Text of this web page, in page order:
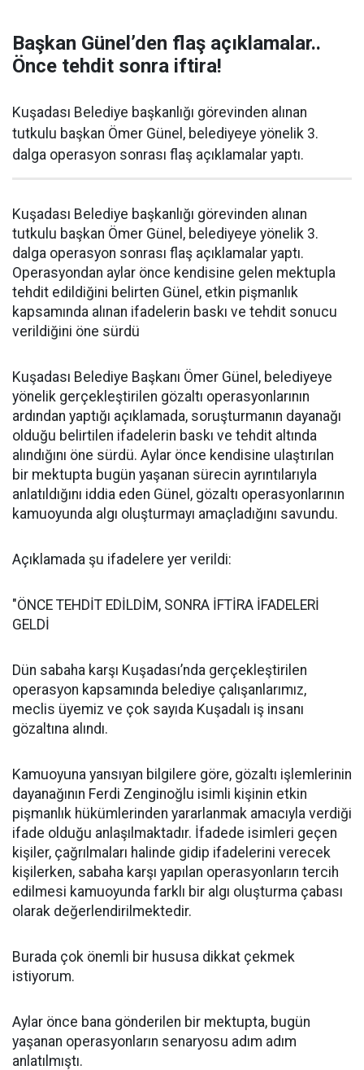
Başkan Günel’den flaş açıklamalar..
Önce tehdit sonra iftira!
Kuşadası Belediye başkanlığı görevinden alınan
tutkulu başkan Ömer Günel, belediyeye yönelik 3.
dalga operasyon sonrası flaş açıklamalar yaptı.
Kuşadası Belediye başkanlığı görevinden alınan
tutkulu başkan Ömer Günel, belediyeye yönelik 3.
dalga operasyon sonrası flaş açıklamalar yaptı.
Operasyondan aylar önce kendisine gelen mektupla
tehdit edildiğini belirten Günel, etkin pişmanlık
kapsamında alınan ifadelerin baskı ve tehdit sonucu
verildiğini öne sürdü
Kuşadası Belediye Başkanı Ömer Günel, belediyeye
yönelik gerçekleştirilen gözaltı operasyonlarının
ardından yaptığı açıklamada, soruşturmanın dayanağı
olduğu belirtilen ifadelerin baskı ve tehdit altında
alındığını öne sürdü. Aylar önce kendisine ulaştırılan
bir mektupta bugün yaşanan sürecin ayrıntılarıyla
anlatıldığını iddia eden Günel, gözaltı operasyonlarının
kamuoyunda algı oluşturmayı amaçladığını savundu.
Açıklamada şu ifadelere yer verildi:
"ÖNCE TEHDİT EDİLDİM, SONRA İFTİRA İFADELERİ
GELDİ
Dün sabaha karşı Kuşadası’nda gerçekleştirilen
operasyon kapsamında belediye çalışanlarımız,
meclis üyemiz ve çok sayıda Kuşadalı iş insanı
gözaltına alındı.
Kamuoyuna yansıyan bilgilere göre, gözaltı işlemlerinin
dayanağının Ferdi Zenginoğlu isimli kişinin etkin
pişmanlık hükümlerinden yararlanmak amacıyla verdiği
ifade olduğu anlaşılmaktadır. İfadede isimleri geçen
kişiler, çağrılmaları halinde gidip ifadelerini verecek
kişilerken, sabaha karşı yapılan operasyonların tercih
edilmesi kamuoyunda farklı bir algı oluşturma çabası
olarak değerlendirilmektedir.
Burada çok önemli bir hususa dikkat çekmek
istiyorum.
Aylar önce bana gönderilen bir mektupta, bugün
yaşanan operasyonların senaryosu adım adım
anlatılmıştı.